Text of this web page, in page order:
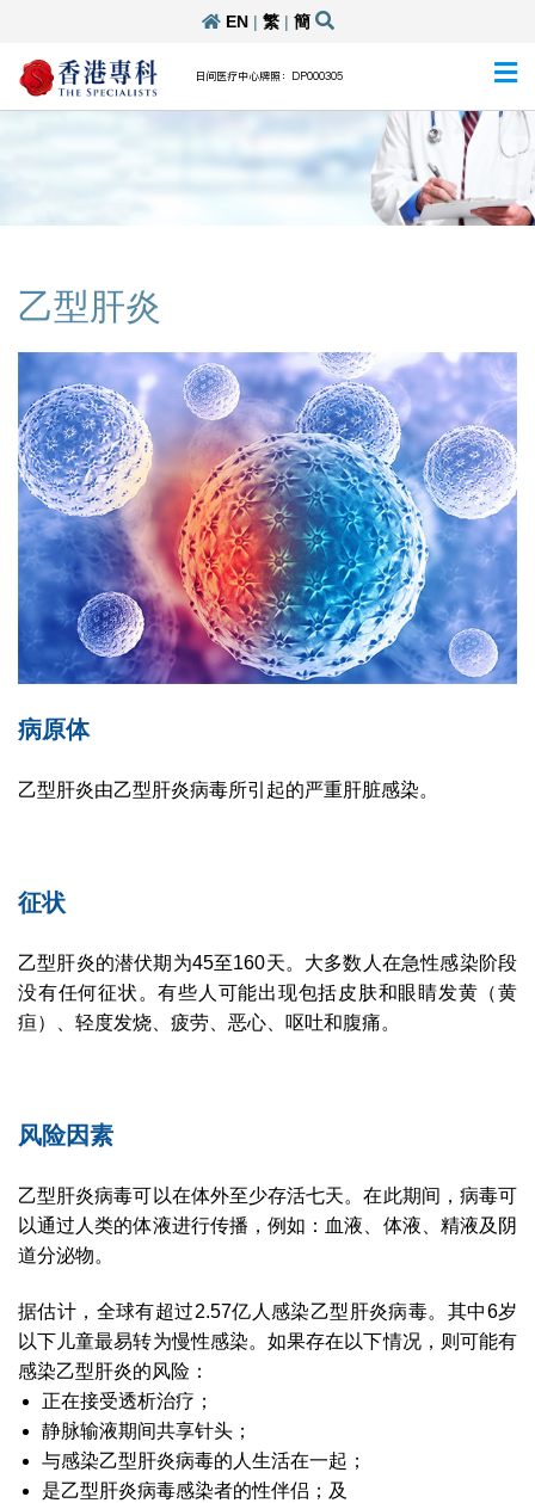
EN| 繁| 簡
日间医疗中心牌照：DP000305
乙型肝炎
病原体
乙型肝炎由乙型肝炎病毒所引起的严重肝脏感染。
征状
乙型肝炎的潜伏期为45至160天。大多数人在急性感染阶段
没有任何征状。有些人可能出现包括皮肤和眼睛发黄（黄
疸）、轻度发烧、疲劳、恶心、呕吐和腹痛。
风险因素
乙型肝炎病毒可以在体外至少存活七天。在此期间，病毒可
以通过人类的体液进行传播，例如：血液、体液、精液及阴
道分泌物。
据估计，全球有超过2.57亿人感染乙型肝炎病毒。其中6岁
以下儿童最易转为慢性感染。如果存在以下情况，则可能有
感染乙型肝炎的风险：
正在接受透析治疗；
静脉输液期间共享针头；
与感染乙型肝炎病毒的人生活在一起；
是乙型肝炎病毒感染者的性伴侣；及